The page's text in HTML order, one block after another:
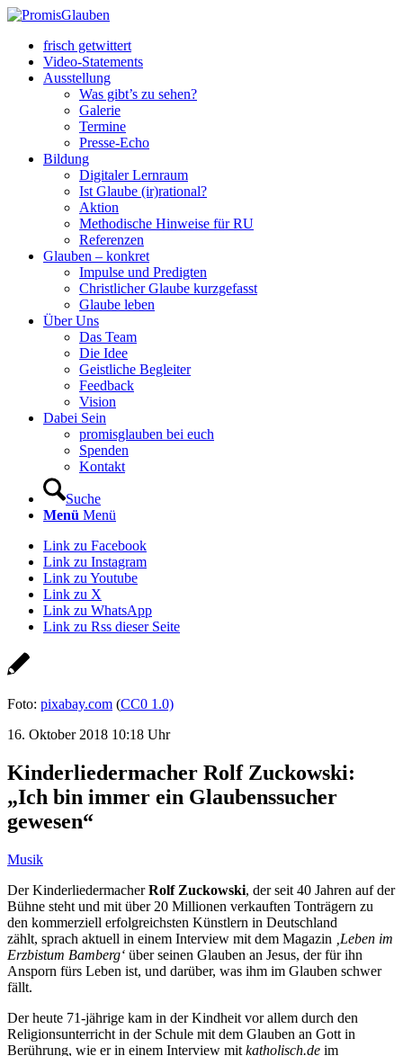
frisch getwittert
Video-Statements
Ausstellung
Was gibt’s zu sehen?
Galerie
Termine
Presse-Echo
Bildung
Digitaler Lernraum
Ist Glaube (ir)rational?
Aktion
Methodische Hinweise für RU
Referenzen
Glauben – konkret
Impulse und Predigten
Christlicher Glaube kurzgefasst
Glaube leben
Über Uns
Das Team
Die Idee
Geistliche Begleiter
Feedback
Vision
Dabei Sein
promisglauben bei euch
Spenden
Kontakt
Suche
Menü Menü
Link zu Facebook
Link zu Instagram
Link zu Youtube
Link zu X
Link zu WhatsApp
Link zu Rss dieser Seite
Foto: pixabay.com (CC0 1.0)
16. Oktober 2018 10:18 Uhr
Kinderliedermacher Rolf Zuckowski:
„Ich bin immer ein Glaubenssucher
gewesen“
Musik
Der KinderliedermacherRolf Zuckowski, der seit 40 Jahren auf der
Bühne steht und mit über 20 Millionen verkauften Tonträgern zu
den kommerziell erfolgreichsten Künstlern in Deutschland
zählt, sprach aktuell in einem Interview mit dem Magazin
‚Leben im
Erzbistum Bamberg‘ über seinen Glauben an Jesus, der für ihn
Ansporn fürs Leben ist, und darüber, was ihm im Glauben schwer
fällt.
Der heute 71-jährige kam in der Kindheit vor allem durch den
Religionsunterricht in der Schule mit dem Glauben an Gott in
Berührung, wie er in einem Interview mit katholisch.de im